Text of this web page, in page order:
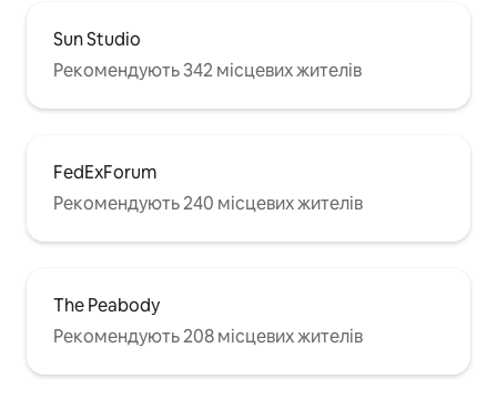
Sun Studio
Рекомендують 342 місцевих жителів
FedExForum
Рекомендують 240 місцевих жителів
The Peabody
Рекомендують 208 місцевих жителів